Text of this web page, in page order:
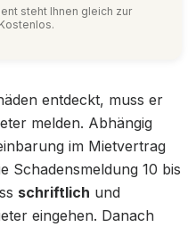
steht Ihnen gleich zur
entdeckt, muss er
melden. Abhängig
im Mietvertrag
Schadensmeldung 10 bis
schriftlich und
eingehen. Danach